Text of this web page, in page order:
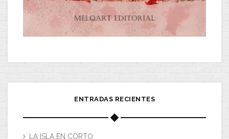
ENTRADAS RECIENTES
LA ISLA EN CORTO